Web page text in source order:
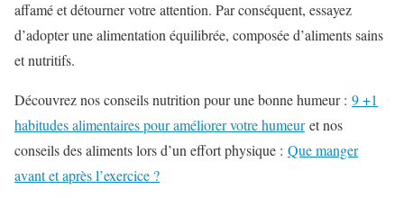
affamé et détourner votre attention. Par conséquent, essayez
d’adopter une alimentation équilibrée, composée d’aliments sains
et nutritifs.
Découvrez nos conseils nutrition pour une bonne humeur : 9 +1
habitudes alimentaires pour améliorer votre humeuret nos
conseils des aliments lors d’un effort physique : Que manger
avant et après l’exercice ?